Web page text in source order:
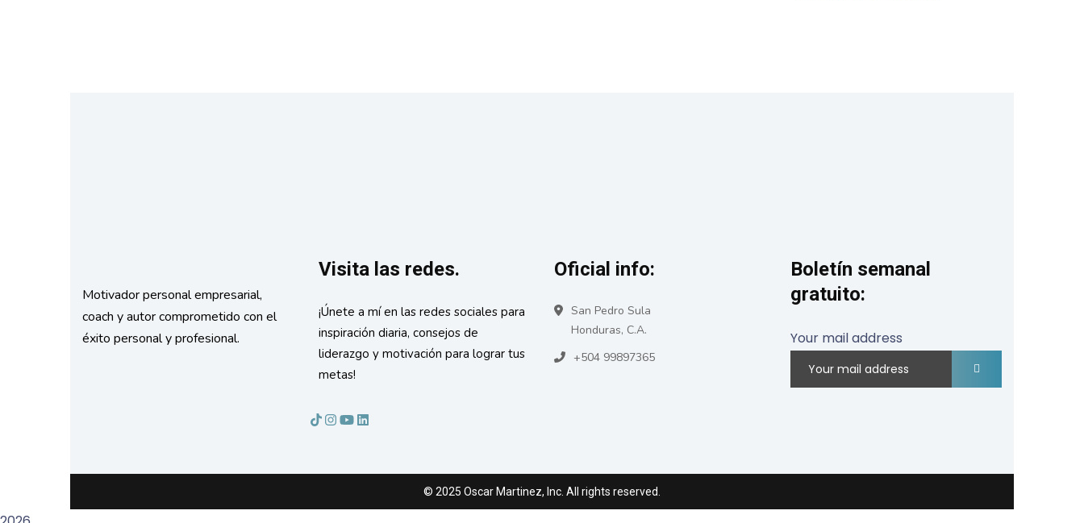
Motivador personal empresarial,
coach y autor comprometido con el
éxito personal y profesional.
Visita las redes.
¡Únete a mí en las redes sociales para
inspiración diaria, consejos de
liderazgo y motivación para lograr tus
metas!
Oficial info:
San Pedro Sula
Honduras, C.A.
+504 99897365
Boletín semanal
gratuito:
Your mail address
© 2025 Oscar Martinez, Inc. All rights reserved.